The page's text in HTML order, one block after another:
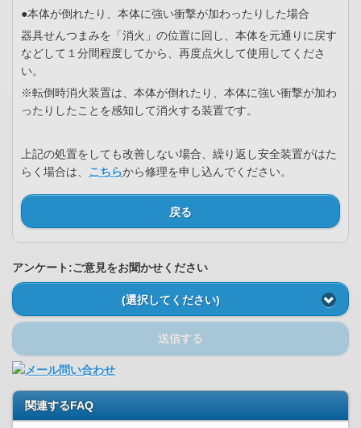
●本体が倒れたり、本体に強い衝撃が加わったりした場合
器具せんつまみを「消火」の位置に回し、本体を元通りに戻す
などして１分間程度してから、再度点火して使用してくださ
い。
※転倒時消火装置は、本体が倒れたり、本体に強い衝撃が加わ
ったりしたことを感知して消火する装置です。
上記の処置をしても改善しない場合、繰り返し安全装置がはた
らく場合は、 こちらから修理を申し込んでください。
戻る
アンケート:ご意見をお聞かせください
(選択してください)
送信する
関連するFAQ